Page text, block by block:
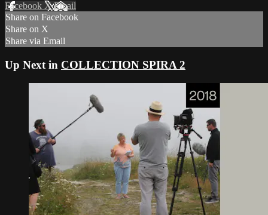
Facebook XEmail
Share on Facebook
Share on X
Share via Email
Up Next in COLLECTION SPIRA 2